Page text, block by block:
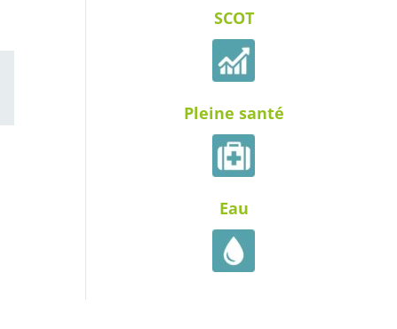
SCOT
Pleine santé
Eau